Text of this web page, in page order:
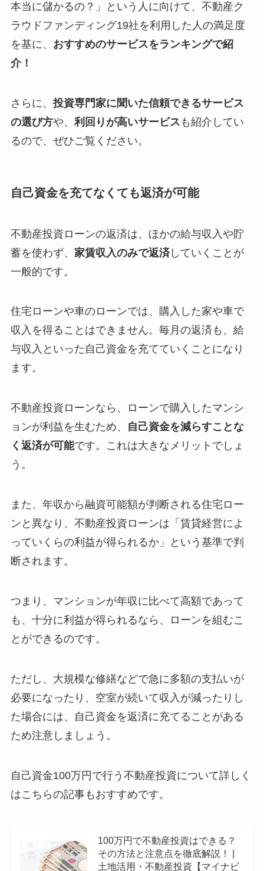
本当に儲かるの？」という人に向けて、不動産ク
ラウドファンディング19社を利用した人の満足度
を基に、 おすすめのサービスをランキングで紹
介！
さらに、 投資専門家に聞いた信頼できるサービス
の選び方や、 利回りが高いサービス も紹介してい
るので、ぜひご覧ください。
自己資金を充てなくても返済が可能
不動産投資ローンの返済は、ほかの給与収入や貯
蓄を使わず、 家賃収入のみで返済していくことが
一般的です。
住宅ローンや車のローンでは、購入した家や車で
収入を得ることはできません。毎月の返済も、給
与収入といった自己資金を充てていくことになり
ます。
不動産投資ローンなら、ローンで購入したマンシ
ョンが利益を生むため、
自己資金を減らすことな
く返済が可能です。これは大きなメリットでしょ
う。
また、年収から融資可能額が判断される住宅ロー
ンと異なり、不動産投資ローンは「賃貸経営によ
っていくらの利益が得られるか」という基準で判
断されます。
つまり、マンションが年収に比べて高額であって
も、十分に利益が得られるなら、ローンを組むこ
とができるのです。
ただし、大規模な修繕などで急に多額の支払いが
必要になったり、空室が続いて収入が減ったりし
た場合には、自己資金を返済に充てることがある
ため注意しましょう。
自己資金100万円で行う不動産投資について詳しく
はこちらの記事もおすすめです。
100万円で不動産投資はできる？
その方法と注意点を徹底解説！ |
土地活用・不動産投資【マイナビ